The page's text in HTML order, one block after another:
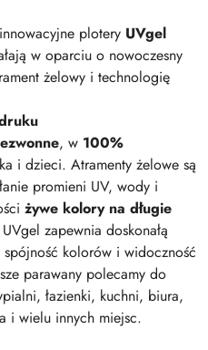
plotery UVgel
w oparciu o nowoczesny
żelowy i technologię
, w 100%
i dzieci. Atramenty żelowe są
promieni UV, wody i
żywe kolory na długie
zapewnia doskonałą
kolorów i widoczność
parawany polecamy do
łazienki, kuchni, biura,
i wielu innych miejsc.